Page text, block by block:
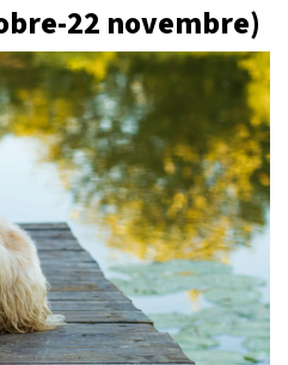
22 novembre)